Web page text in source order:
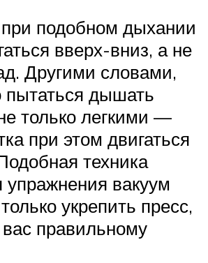
подобном дыхании
вверх-вниз, а не
Другими словами,
пытаться дышать
только легкими —
при этом двигаться
техника
вакуум
укрепить пресс,
правильному